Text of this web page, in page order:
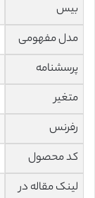
بیس
مدل مفهومی
پرسشنامه
متغیر
رفرنس
کد محصول
لینک مقاله در